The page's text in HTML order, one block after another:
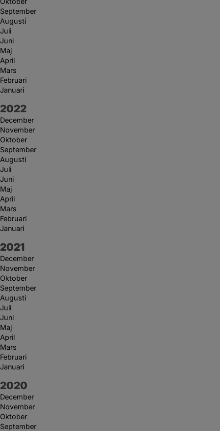
September
Augusti
Juli
Juni
Maj
April
Mars
Februari
Januari
År:
2022
December
November
Oktober
September
Augusti
Juli
Juni
Maj
April
Mars
Februari
Januari
År:
2021
December
November
Oktober
September
Augusti
Juli
Juni
Maj
April
Mars
Februari
Januari
År:
2020
December
November
Oktober
September